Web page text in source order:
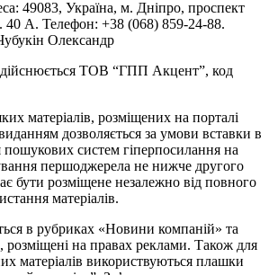
49083, Україна, м. Дніпро, проспект
40 А. Телефон: +38 (068) 859-24-88.
Олександр
ТОВ “ГПП Акцент”, код
матеріалів, розміщених на порталі
дозволяється за умови вставки в
пошукових систем гіперпосилання на
першоджерела не нижче другого
бути розміщене незалежно від повного
матеріалів.
в рубриках «Новини компаній» та
розміщені на правах реклами. Також для
матеріалів використвуються плашки